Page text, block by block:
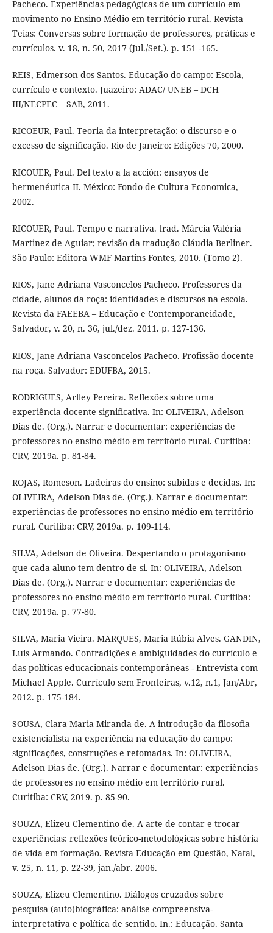
Pacheco. Experiências pedagógicas de um currículo em
movimento no Ensino Médio em território rural. Revista
Teias: Conversas sobre formação de professores, práticas e
currículos. v. 18, n. 50, 2017 (Jul./Set.). p. 151 -165.
REIS, Edmerson dos Santos. Educação do campo: Escola,
currículo e contexto. Juazeiro: ADAC/ UNEB – DCH
III/NECPEC – SAB, 2011.
RICOEUR, Paul. Teoria da interpretação: o discurso e o
excesso de significação. Rio de Janeiro: Edições 70, 2000.
RICOUER, Paul. Del texto a la acción: ensayos de
hermenéutica II. México: Fondo de Cultura Economica,
2002.
RICOUER, Paul. Tempo e narrativa. trad. Márcia Valéria
Martinez de Aguiar; revisão da tradução Cláudia Berliner.
São Paulo: Editora WMF Martins Fontes, 2010. (Tomo 2).
RIOS, Jane Adriana Vasconcelos Pacheco. Professores da
cidade, alunos da roça: identidades e discursos na escola.
Revista da FAEEBA – Educação e Contemporaneidade,
Salvador, v. 20, n. 36, jul./dez. 2011. p. 127-136.
RIOS, Jane Adriana Vasconcelos Pacheco. Profissão docente
na roça. Salvador: EDUFBA, 2015.
RODRIGUES, Arlley Pereira. Reflexões sobre uma
experiência docente significativa. In: OLIVEIRA, Adelson
Dias de. (Org.). Narrar e documentar: experiências de
professores no ensino médio em território rural. Curitiba:
CRV, 2019a. p. 81-84.
ROJAS, Romeson. Ladeiras do ensino: subidas e decidas. In:
OLIVEIRA, Adelson Dias de. (Org.). Narrar e documentar:
experiências de professores no ensino médio em território
rural. Curitiba: CRV, 2019a. p. 109-114.
SILVA, Adelson de Oliveira. Despertando o protagonismo
que cada aluno tem dentro de si. In: OLIVEIRA, Adelson
Dias de. (Org.). Narrar e documentar: experiências de
professores no ensino médio em território rural. Curitiba:
CRV, 2019a. p. 77-80.
SILVA, Maria Vieira. MARQUES, Maria Rúbia Alves. GANDIN,
Luis Armando. Contradições e ambiguidades do currículo e
das políticas educacionais contemporâneas - Entrevista com
Michael Apple. Currículo sem Fronteiras, v.12, n.1, Jan/Abr,
2012. p. 175-184.
SOUSA, Clara Maria Miranda de. A introdução da filosofia
existencialista na experiência na educação do campo:
significações, construções e retomadas. In: OLIVEIRA,
Adelson Dias de. (Org.). Narrar e documentar: experiências
de professores no ensino médio em território rural.
Curitiba: CRV, 2019. p. 85-90.
SOUZA, Elizeu Clementino de. A arte de contar e trocar
experiências: reflexões teórico-metodológicas sobre história
de vida em formação. Revista Educação em Questão, Natal,
v. 25, n. 11, p. 22-39, jan./abr. 2006.
SOUZA, Elizeu Clementino. Diálogos cruzados sobre
pesquisa (auto)biográfica: análise compreensiva-
interpretativa e política de sentido. In.: Educação. Santa